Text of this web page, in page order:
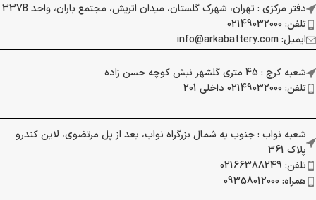
دفتر مرکزی : تهران، شهرک گلستان، میدان اتریش، مجتمع باران، واحد 337B
تلفن: 02149032000
ایمیل: info@arkabattery.com
شعبه کرج : 45 متری گلشهر نبش کوچه حسن زاده
تلفن: 02149032000 داخلی 201
شعبه نواب : جنوب به شمال بزرگراه نواب، بعد از پل مرتضوی، لاین کندرو
پلاک 361
تلفن: 02166388249
همراه: 09358012000